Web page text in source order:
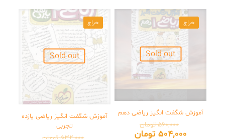
حراج
Sold out
آموزش شگفت انگیز ریاضی دهم
560,000 تومانقیمت
اصلی: 504,000 تومانقیمت
حراج
Sold out
آموزش شگفت انگیز ریاضی یازده
تجربی
قیمت